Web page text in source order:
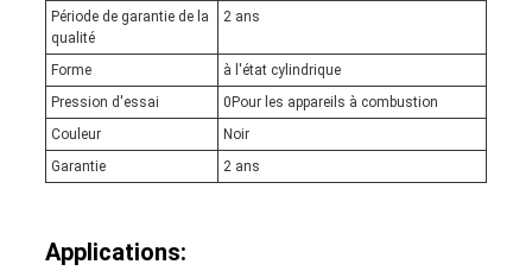
Période de garantie de la
qualité
2 ans
Forme
à l'état cylindrique
Pression d'essai
0Pour les appareils à combustion
Couleur
Noir
Garantie
2 ans
Applications: